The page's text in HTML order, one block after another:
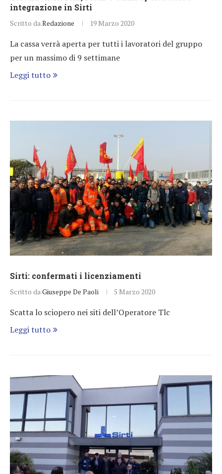
integrazione in Sirti
Scritto da Redazione 19 Marzo 2020
La cassa verrà aperta per tutti i lavoratori del gruppo
per un massimo di 9 settimane
Leggi tutto
Sirti: confermati i licenziamenti
Scritto da Giuseppe De Paoli 5 Marzo 2020
Scatta lo sciopero nei siti dell’Operatore Tlc
Leggi tutto